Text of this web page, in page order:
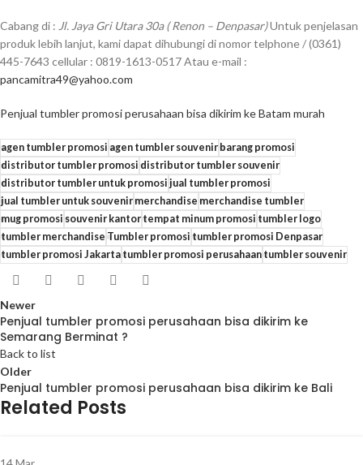
Cabang di : Jl. Jaya Gri Utara 30a ( Renon – Denpasar)Untuk penjelasan
produk lebih lanjut, kami dapat dihubungi di nomor telphone / (0361)
445-7643 cellular : 0819-1613-0517 Atau e-mail :
pancamitra49@yahoo.com
Penjual tumbler promosi perusahaan bisa dikirim ke Batam murah
agen tumbler promosi agen tumbler souvenirbarang promosi
distributor tumbler promosi distributor tumbler souvenir
distributor tumbler untuk promosi jual tumbler promosi
jual tumbler untuk souvenirmerchandise merchandise tumbler
mug promosi souvenir kantortempat minum promosi tumbler logo
tumbler merchandise Tumbler promosi tumbler promosi Denpasar
tumbler promosi Jakartatumbler promosi perusahaantumbler souvenir
Newer
Penjual tumbler promosi perusahaan bisa dikirim ke
Semarang Berminat ?
Back to list
Older
Penjual tumbler promosi perusahaan bisa dikirim ke Bali
Related Posts